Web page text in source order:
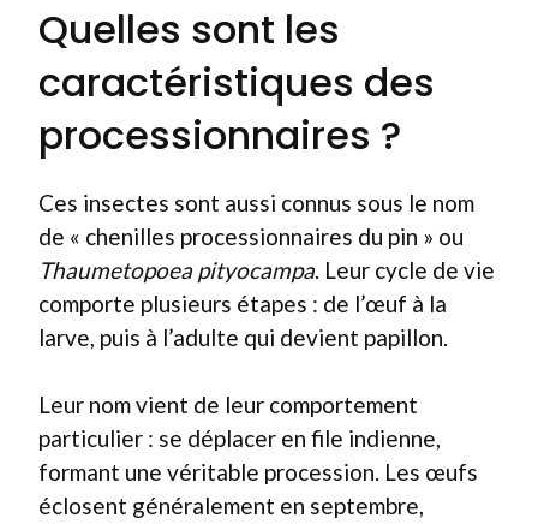
Quelles sont les
caractéristiques des
processionnaires ?
Ces insectes sont aussi connus sous le nom
de « chenilles processionnaires du pin » ou
Thaumetopoea pityocampa. Leur cycle de vie
comporte plusieurs étapes : de l’œuf à la
larve, puis à l’adulte qui devient papillon.
Leur nom vient de leur comportement
particulier : se déplacer en file indienne,
formant une véritable procession. Les œufs
éclosent généralement en septembre,